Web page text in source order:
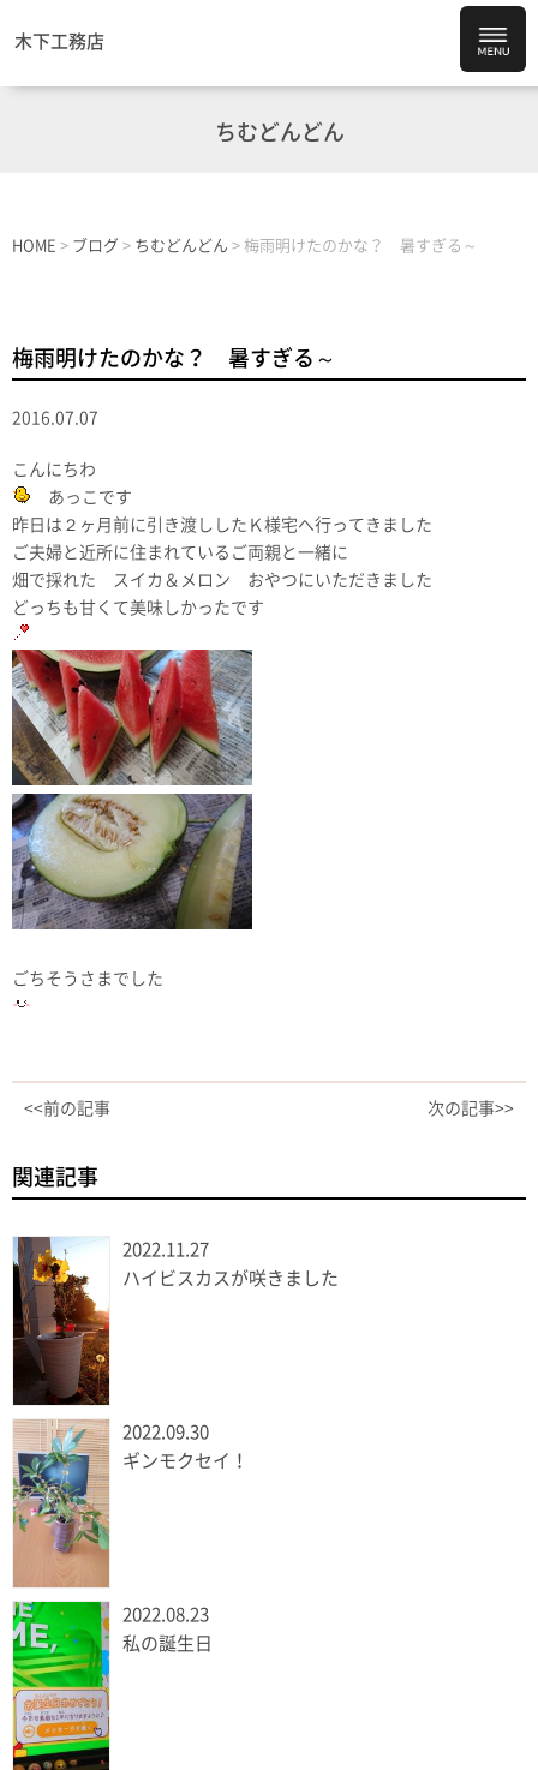
木下工務店
ちむどんどん
HOME > ブログ > ちむどんどん > 梅雨明けたのかな？ 暑すぎる～
梅雨明けたのかな？ 暑すぎる～
2016.07.07
こんにちわ
あっこです
昨日は２ヶ月前に引き渡ししたＫ様宅へ行ってきました
ご夫婦と近所に住まれているご両親と一緒に
畑で採れた スイカ＆メロン おやつにいただきました
どっちも甘くて美味しかったです
ごちそうさまでした
<<前の記事 次の記事>>
関連記事
2022.11.27
ハイビスカスが咲きました
2022.09.30
ギンモクセイ！
2022.08.23
私の誕生日